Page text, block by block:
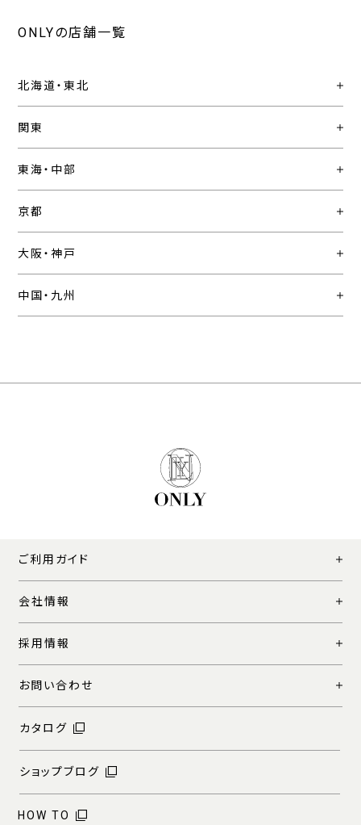
ONLYの店舗一覧
北海道・東北
関東
東海・中部
京都
大阪・神戸
中国・九州
ご利用ガイド
会社情報
採用情報
お問い合わせ
カタログ
ショップブログ
HOW TO